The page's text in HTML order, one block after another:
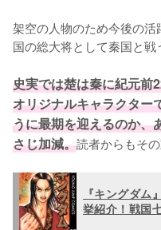
架空の人物のため今後の
国の総大将として秦国と戦
史実では楚は秦に紀元前
オリジナルキャラクター
うに最期を迎えるのか、
さじ加減。読者からもそ
『キングダム
挙紹介！戦国